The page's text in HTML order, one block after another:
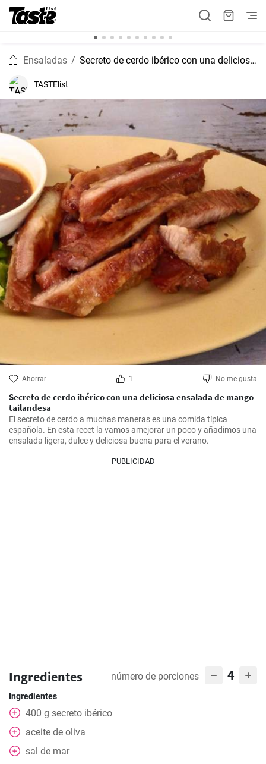
Ensaladas Secreto de cerdo ibérico con una deliciosa ensalada de mango tailandesa
TASTElist
Ahorrar 1 No me gusta
Secreto de cerdo ibérico con una deliciosa ensalada de mango
tailandesa
El secreto de cerdo a muchas maneras es una comida típica
española. En esta recet la vamos amejorar un poco y añadimos una
ensalada ligera, dulce y deliciosa buena para el verano.
PUBLICIDAD
Ingredientes número de porciones 4
Ingredientes
400 g secreto ibérico
aceite de oliva
sal de mar